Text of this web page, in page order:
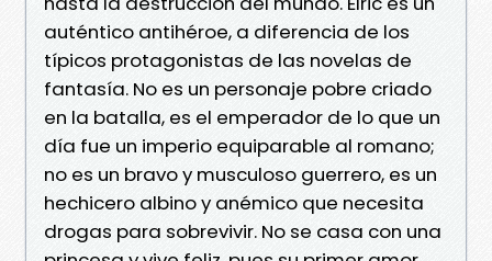
auténtico antihéroe, a diferencia de los
típicos protagonistas de las novelas de
fantasía. No es un personaje pobre criado
en la batalla, es el emperador de lo que un
día fue un imperio equiparable al romano;
no es un bravo y musculoso guerrero, es un
hechicero albino y anémico que necesita
drogas para sobrevivir. No se casa con una